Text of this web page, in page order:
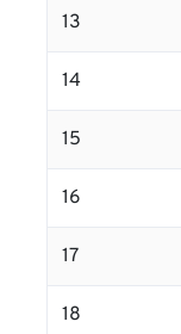
13
14
15
16
17
18